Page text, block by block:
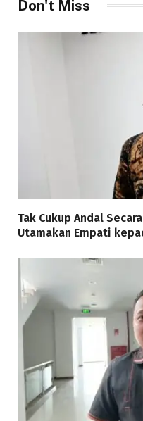
Don't Miss
Tak Cukup Andal
Utamakan Empati